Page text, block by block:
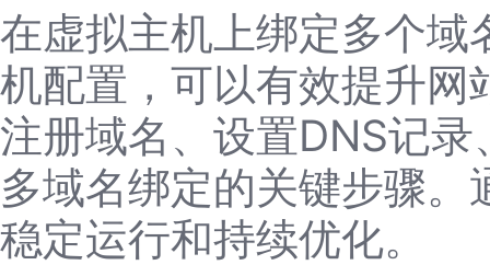
在虚拟主机上绑定多个域
机配置，可以有效提升网
注册域名、设置DNS记
多域名绑定的关键步骤
稳定运行和持续优化。